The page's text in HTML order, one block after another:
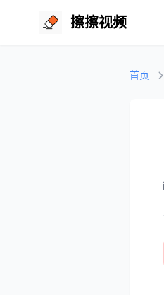
擦擦视频
首页